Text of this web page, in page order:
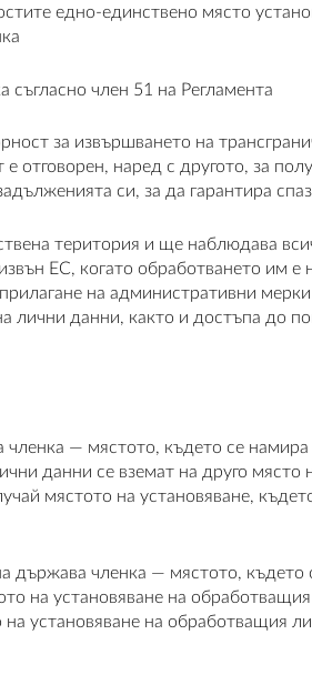
едно-единствено място
съгласно член 51 на Регламента
за извършването на
наред с другото, за
си, за да гарантира
територия и ще наблюдава
ЕС, когато обработването им
на административни
лични данни, както и достъпа
— мястото, където се
данни се вземат на друго
мястото на установяване,
държава членка — мястото,
на установяване на
установяване на